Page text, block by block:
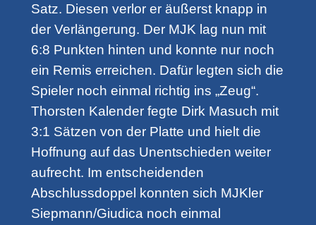
Satz. Diesen verlor er äußerst knapp in
der Verlängerung. Der MJK lag nun mit
6:8 Punkten hinten und konnte nur noch
ein Remis erreichen. Dafür legten sich die
Spieler noch einmal richtig ins „Zeug“.
Thorsten Kalender fegte Dirk Masuch mit
3:1 Sätzen von der Platte und hielt die
Hoffnung auf das Unentschieden weiter
aufrecht. Im entscheidenden
Abschlussdoppel konnten sich MJKler
Siepmann/Giudica noch einmal